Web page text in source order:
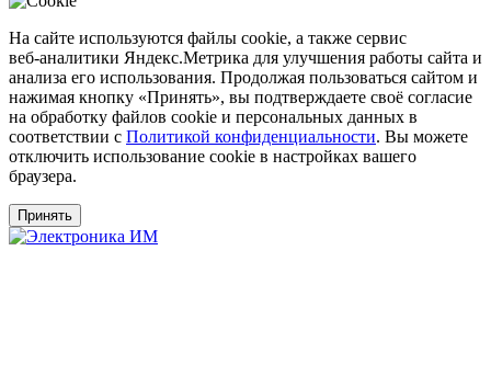
На сайте используются файлы cookie, а также сервис
веб‑аналитики Яндекс.Метрика для улучшения работы сайта и
анализа его использования. Продолжая пользоваться сайтом и
нажимая кнопку «Принять», вы подтверждаете своё согласие
на обработку файлов cookie и персональных данных в
соответствии с Политикой конфиденциальности. Вы можете
отключить использование cookie в настройках вашего
браузера.
Принять